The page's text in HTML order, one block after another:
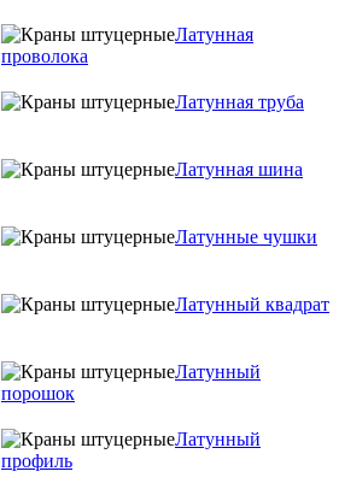
Латунная
проволока
Латунная труба
Латунная шина
Латунные чушки
Латунный квадрат
Латунный
порошок
Латунный
профиль